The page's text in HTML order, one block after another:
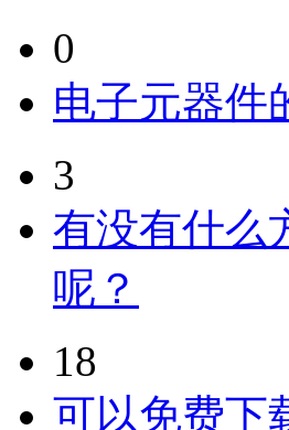
0
电子元器件
3
有没有什么
呢？
18
可以免费下